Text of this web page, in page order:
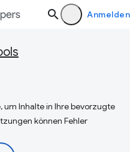
Anmelden
um Inhalte in Ihre bevorzugte
können Fehler